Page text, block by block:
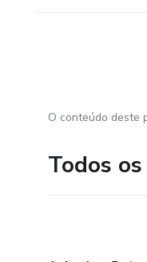
O conteúdo deste
Todos